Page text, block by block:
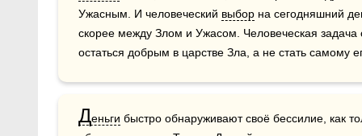
Ужасным. И человеческий выбор на сегодняшний
скорее между Злом и Ужасом. Человеческая задача
остаться добрым в царстве Зла, а не стать самому
Деньги быстро обнаруживают своё бессилие, как